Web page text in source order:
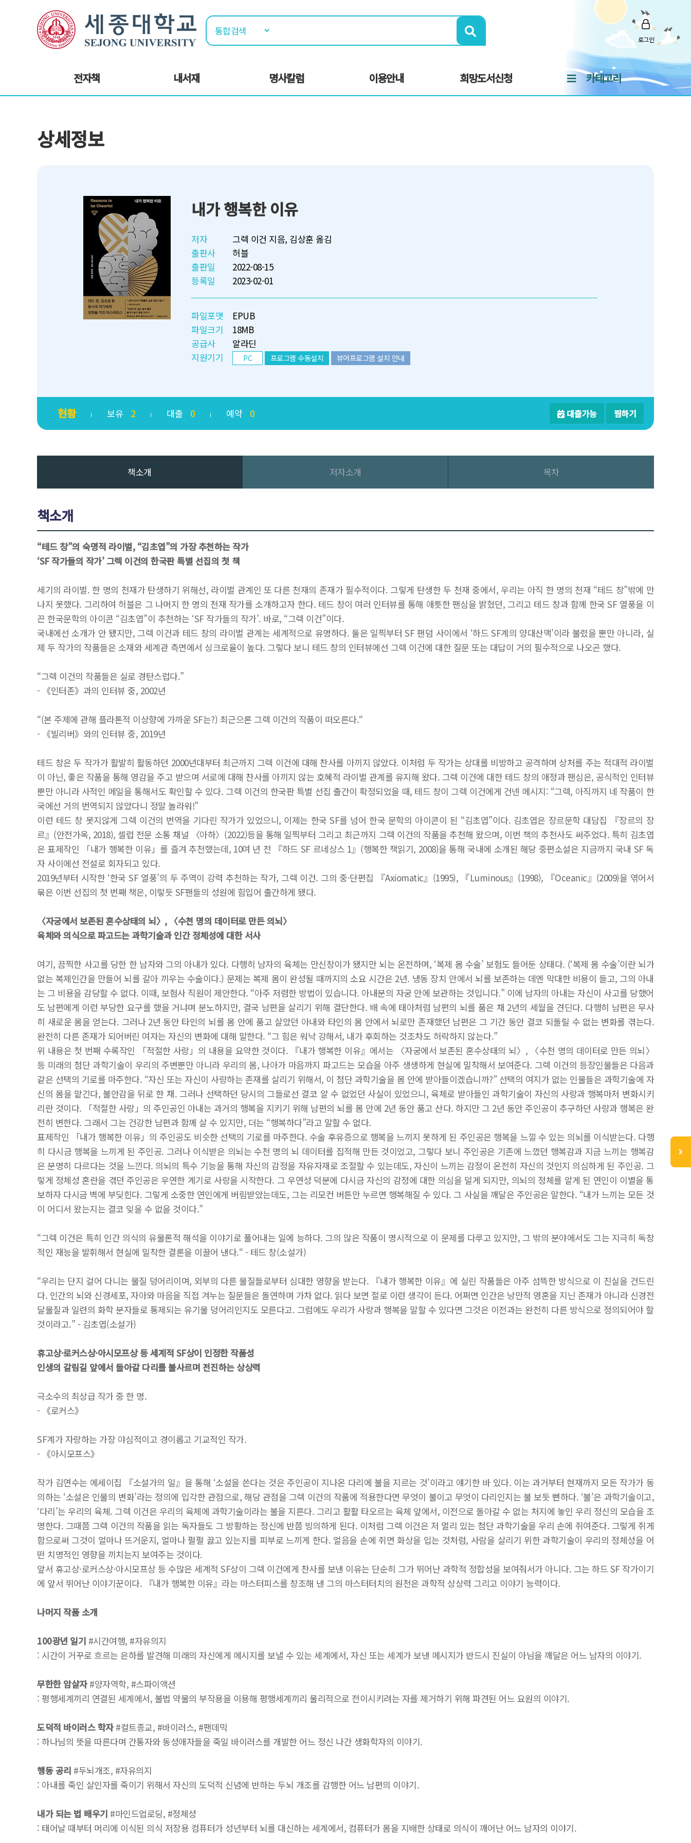
로그인
전자책 내서재 명사칼럼 이용안내 희망도서신청 카테고리
상세정보
내가 행복한 이유
저자
그렉 이건 지음, 김상훈 옮김
출판사
허블
출판일
2022-08-15
등록일
2023-02-01
파일포맷
EPUB
파일크기
18MB
공급사
알라딘
지원기기
PC 프로그램 수동설치 뷰어프로그램 설치 안내
현황 보유 2 대출 0 예약 0 대출가능 찜하기
책소개 저자소개 목차
책소개
“테드 창”의 숙명적 라이벌, “김초엽”의 가장 추천하는 작가
‘SF 작가들의 작가’ 그렉 이건의 한국판 특별 선집의 첫 책
세기의 라이벌. 한 명의 천재가 탄생하기 위해선, 라이벌 관계인 또 다른 천재의 존재가 필수적이다. 그렇게 탄생한 두 천재 중에서, 우리는 아직 한 명의 천재 “테드 창”밖에 만
나지 못했다. 그리하여 허블은 그 나머지 한 명의 천재 작가를 소개하고자 한다. 테드 창이 여러 인터뷰를 통해 애틋한 팬심을 밝혔던, 그리고 테드 창과 함께 한국 SF 열풍을 이
끈 한국문학의 아이콘 “김초엽”이 추천하는 ‘SF 작가들의 작가’. 바로, “그렉 이건”이다.
국내에선 소개가 안 됐지만, 그렉 이건과 테드 창의 라이벌 관계는 세계적으로 유명하다. 둘은 일찍부터 SF 팬덤 사이에서 ‘하드 SF계의 양대산맥’이라 불렸을 뿐만 아니라, 실
제 두 작가의 작품들은 소재와 세계관 측면에서 싱크로율이 높다. 그렇다 보니 테드 창의 인터뷰에선 그렉 이건에 대한 질문 또는 대답이 거의 필수적으로 나오곤 했다.
“그렉 이건의 작품들은 실로 경탄스럽다.”
- 《인터존》과의 인터뷰 중, 2002년
“(본 주제에 관해 플라톤적 이상향에 가까운 SF는?) 최근으론 그렉 이건의 작품이 떠오른다.“
- 《빌리버》와의 인터뷰 중, 2019년
테드 창은 두 작가가 활발히 활동하던 2000년대부터 최근까지 그렉 이건에 대해 찬사를 아끼지 않았다. 이처럼 두 작가는 상대를 비방하고 공격하며 상처를 주는 적대적 라이벌
이 아닌, 좋은 작품을 통해 영감을 주고 받으며 서로에 대해 찬사를 아끼지 않는 호혜적 라이벌 관계를 유지해 왔다. 그렉 이건에 대한 테드 창의 애정과 팬심은, 공식적인 인터뷰
뿐만 아니라 사적인 메일을 통해서도 확인할 수 있다. 그렉 이건의 한국판 특별 선집 출간이 확정되었을 때, 테드 창이 그렉 이건에게 건넨 메시지: “그렉, 아직까지 네 작품이 한
국에선 거의 번역되지 않았다니 정말 놀라워!”
이런 테드 창 못지않게 그렉 이건의 번역을 기다린 작가가 있었으니, 이제는 한국 SF를 넘어 한국 문학의 아이콘이 된 “김초엽”이다. 김초엽은 장르문학 대담집 『장르의 장
르』(안전가옥, 2018), 셀럽 전문 소통 채널 〈아하〉(2022)등을 통해 일찍부터 그리고 최근까지 그렉 이건의 작품을 추천해 왔으며, 이번 책의 추천사도 써주었다. 특히 김초엽
은 표제작인 「내가 행복한 이유」를 즐겨 추천했는데, 10여 년 전 『하드 SF 르네상스 1』(행복한 책읽기, 2008)을 통해 국내에 소개된 해당 중편소설은 지금까지 국내 SF 독
자 사이에선 전설로 회자되고 있다.
2019년부터 시작한 ‘한국 SF 열풍’의 두 주역이 강력 추천하는 작가, 그렉 이건. 그의 중·단편집 『Axiomatic』(1995), 『Luminous』(1998), 『Oceanic』(2009)을 엮어서
묶은 이번 선집의 첫 번째 책은, 이렇듯 SF팬들의 성원에 힘입어 출간하게 됐다.
〈자궁에서 보존된 혼수상태의 뇌〉, 〈수천 명의 데이터로 만든 의뇌〉
육체와 의식으로 파고드는 과학기술과 인간 정체성에 대한 서사
여기, 끔찍한 사고를 당한 한 남자와 그의 아내가 있다. 다행히 남자의 육체는 만신창이가 됐지만 뇌는 온전하며, ‘복제 몸 수술’ 보험도 들어둔 상태다. (‘복제 몸 수술’이란 뇌가
없는 복제인간을 만들어 뇌를 갈아 끼우는 수술이다.) 문제는 복제 몸이 완성될 때까지의 소요 시간은 2년. 냉동 장치 안에서 뇌를 보존하는 데엔 막대한 비용이 들고, 그의 아내
는 그 비용을 감당할 수 없다. 이때, 보험사 직원이 제안한다. “아주 저렴한 방법이 있습니다. 아내분의 자궁 안에 보관하는 것입니다.” 이에 남자의 아내는 자신이 사고를 당했어
도 남편에게 이런 부당한 요구를 했을 거냐며 분노하지만, 결국 남편을 살리기 위해 결단한다. 배 속에 태아처럼 남편의 뇌를 품은 채 2년의 세월을 견딘다. 다행히 남편은 무사
히 새로운 몸을 얻는다. 그러나 2년 동안 타인의 뇌를 몸 안에 품고 살았던 아내와 타인의 몸 안에서 뇌로만 존재했던 남편은 그 기간 동안 결코 되돌릴 수 없는 변화를 겪는다.
완전히 다른 존재가 되어버린 여자는 자신의 변화에 대해 말한다. “그 힘은 워낙 강해서, 내가 후회하는 것조차도 허락하지 않는다.”
위 내용은 첫 번째 수록작인 「적절한 사랑」의 내용을 요약한 것이다. 『내가 행복한 이유』에서는 〈자궁에서 보존된 혼수상태의 뇌〉, 〈수천 명의 데이터로 만든 의뇌〉
등 미래의 첨단 과학기술이 우리의 주변뿐만 아니라 우리의 몸, 나아가 마음까지 파고드는 모습을 아주 생생하게 현실에 밀착해서 보여준다. 그렉 이건의 등장인물들은 다음과
같은 선택의 기로를 마주한다. “자신 또는 자신이 사랑하는 존재를 살리기 위해서, 이 첨단 과학기술을 몸 안에 받아들이겠습니까?” 선택의 여지가 없는 인물들은 과학기술에 자
신의 몸을 맡긴다, 불안감을 뒤로 한 채. 그러나 선택하던 당시의 그들로선 결코 알 수 없었던 사실이 있었으니, 육체로 받아들인 과학기술이 자신의 사랑과 행복마저 변화시키
리란 것이다. 「적절한 사랑」의 주인공인 아내는 과거의 행복을 지키기 위해 남편의 뇌를 몸 안에 2년 동안 품고 산다. 하지만 그 2년 동안 주인공이 추구하던 사랑과 행복은 완
전히 변한다. 그래서 그는 건강한 남편과 함께 살 수 있지만, 더는 “행복하다”라고 말할 수 없다.
표제작인 「내가 행복한 이유」의 주인공도 비슷한 선택의 기로를 마주한다. 수술 후유증으로 행복을 느끼지 못하게 된 주인공은 행복을 느낄 수 있는 의뇌를 이식받는다. 다행
히 다시금 행복을 느끼게 된 주인공. 그러나 이식받은 의뇌는 수천 명의 뇌 데이터를 집적해 만든 것이었고, 그렇다 보니 주인공은 기존에 느꼈던 행복감과 지금 느끼는 행복감
은 분명히 다르다는 것을 느낀다. 의뇌의 특수 기능을 통해 자신의 감정을 자유자재로 조절할 수 있는데도, 자신이 느끼는 감정이 온전히 자신의 것인지 의심하게 된 주인공. 그
렇게 정체성 혼란을 겪던 주인공은 우연한 계기로 사랑을 시작한다. 그 우연성 덕분에 다시금 자신의 감정에 대한 의심을 덜게 되지만, 의뇌의 정체를 알게 된 연인이 이별을 통
보하자 다시금 벽에 부딪힌다. 그렇게 소중한 연인에게 버림받았는데도, 그는 리모컨 버튼만 누르면 행복해질 수 있다. 그 사실을 깨달은 주인공은 말한다. “내가 느끼는 모든 것
이 어디서 왔는지는 결코 잊을 수 없을 것이다.”
“그렉 이건은 특히 인간 의식의 유물론적 해석을 이야기로 풀어내는 일에 능하다. 그의 많은 작품이 명시적으로 이 문제를 다루고 있지만, 그 밖의 분야에서도 그는 지극히 독창
적인 재능을 발휘해서 현실에 밀착한 결론을 이끌어 낸다.“ - 테드 창(소설가)
“우리는 단지 걸어 다니는 물질 덩어리이며, 외부의 다른 물질들로부터 심대한 영향을 받는다. 『내가 행복한 이유』에 실린 작품들은 아주 섬뜩한 방식으로 이 진실을 건드린
다. 인간의 뇌와 신경세포, 자아와 마음을 직접 겨누는 질문들은 돌연하며 가차 없다. 읽다 보면 절로 이런 생각이 든다. 어쩌면 인간은 낭만적 영혼을 지닌 존재가 아니라 신경전
달물질과 일련의 화학 분자들로 통제되는 유기물 덩어리인지도 모른다고. 그럼에도 우리가 사랑과 행복을 말할 수 있다면 그것은 이전과는 완전히 다른 방식으로 정의되어야 할
것이라고.” - 김초엽(소설가)
휴고상·로커스상·아시모프상 등 세계적 SF상이 인정한 작품성
인생의 갈림길 앞에서 돌아갈 다리를 불사르며 전진하는 상상력
극소수의 최상급 작가 중 한 명.
- 《로커스》
SF계가 자랑하는 가장 야심적이고 경이롭고 기교적인 작가.
- 《아시모프스》
작가 김연수는 에세이집 『소설가의 일』을 통해 ‘소설을 쓴다는 것은 주인공이 지나온 다리에 불을 지르는 것’이라고 얘기한 바 있다. 이는 과거부터 현재까지 모든 작가가 동
의하는 ‘소설은 인물의 변화’라는 정의에 입각한 관점으로, 해당 관점을 그렉 이건의 작품에 적용한다면 무엇이 불이고 무엇이 다리인지는 불 보듯 뻔하다. ‘불’은 과학기술이고,
‘다리’는 우리의 육체. 그렉 이건은 우리의 육체에 과학기술이라는 불을 지른다. 그리고 활활 타오르는 육체 앞에서, 이전으로 돌아갈 수 없는 처지에 놓인 우리 정신의 모습을 조
명한다. 그때쯤 그렉 이건의 작품을 읽는 독자들도 그 방황하는 정신에 반쯤 빙의하게 된다. 이처럼 그렉 이건은 저 멀리 있는 첨단 과학기술을 우리 손에 쥐여준다. 그렇게 쥐게
함으로써 그것이 얼마나 뜨거운지, 얼마나 펄펄 끓고 있는지를 피부로 느끼게 한다. 얼음을 손에 쥐면 화상을 입는 것처럼, 사람을 살리기 위한 과학기술이 우리의 정체성을 어
떤 치명적인 영향을 끼치는지 보여주는 것이다.
앞서 휴고상·로커스상·아시모프상 등 수많은 세계적 SF상이 그렉 이건에게 찬사를 보낸 이유는 단순히 그가 뛰어난 과학적 정합성을 보여줘서가 아니다. 그는 하드 SF 작가이기
에 앞서 뛰어난 이야기꾼이다. 『내가 행복한 이유』라는 마스터피스를 창조해 낸 그의 마스터터치의 원천은 과학적 상상력 그리고 이야기 능력이다.
나머지 작품 소개
100광년 일기 #시간여행, #자유의지
: 시간이 거꾸로 흐르는 은하를 발견해 미래의 자신에게 메시지를 보낼 수 있는 세계에서, 자신 또는 세계가 보낸 메시지가 반드시 진실이 아님을 깨달은 어느 남자의 이야기.
무한한 암살자#양자역학, #스파이액션
: 평행세계끼리 연결된 세계에서, 불법 약물의 부작용을 이용해 평행세계끼리 물리적으로 전이시키려는 자를 제거하기 위해 파견된 어느 요원의 이야기.
도덕적 바이러스 학자#컬트종교, #바이러스, #팬데믹
: 하나님의 뜻을 따른다며 간통자와 동성애자들을 죽일 바이러스를 개발한 어느 정신 나간 생화학자의 이야기.
행동 공리 #두뇌개조, #자유의지
: 아내를 죽인 살인자를 죽이기 위해서 자신의 도덕적 신념에 반하는 두뇌 개조를 감행한 어느 남편의 이야기.
내가 되는 법 배우기 #마인드업로딩, #정체성
: 태어날 때부터 머리에 이식된 의식 저장용 컴퓨터가 성년부터 뇌를 대신하는 세계에서, 컴퓨터가 몸을 지배한 상태로 의식이 깨어난 어느 남자의 이야기.